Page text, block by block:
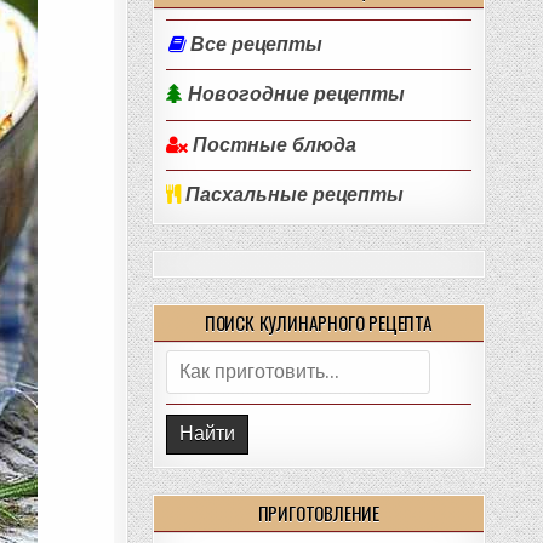
Все рецепты
Новогодние рецепты
Постные блюда
Пасхальные рецепты
ПОИСК КУЛИНАРНОГО РЕЦЕПТА
Поиск:
ПРИГОТОВЛЕНИЕ